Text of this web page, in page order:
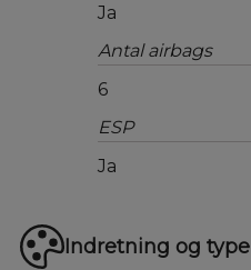
Ja
Antal airbags
6
ESP
Ja
Indretning og type